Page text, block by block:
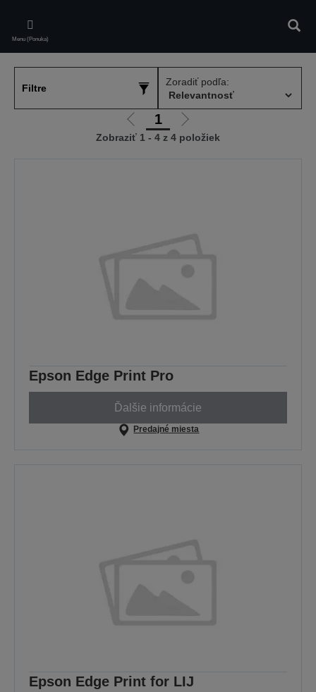
main
content
Menu (Ponuka)
Filtre
Zoradiť podľa:
Ísť
na
1
Ísť
na
Zobraziť 1 - 4 z 4 položiek
Epson Edge Print Pro
Ďalšie informácie
Predajné miesta
Epson Edge Print for LIJ